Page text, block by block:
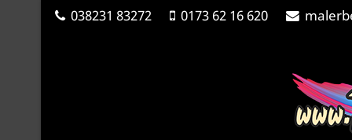
038231 83272 0173 62 16 620